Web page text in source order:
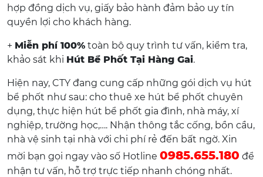
hợp đồng dịch vụ, giấy bảo hành đảm bảo uy tín
quyền lợi cho khách hàng.
+ Miễn phí 100% toàn bộ quy trình tư vấn, kiểm tra,
khảo sát khi Hút Bể Phốt Tại Hàng Gai.
Hiện nay, CTY đang cung cấp những gói dịch vụ hút
bể phốt như sau: cho thuê xe hút bể phốt chuyên
dụng, thực hiện hút bể phốt gia đình, nhà máy, xí
nghiệp, trường học,…. Nhận thông tắc cống, bồn cầu,
nhà vệ sinh tại nhà với chi phí rẻ đến bất ngờ. Xin
mời bạn gọi ngay vào số Hotline 0985.655.180 để
nhận tư vấn, hỗ trợ trực tiếp nhanh chóng nhất.